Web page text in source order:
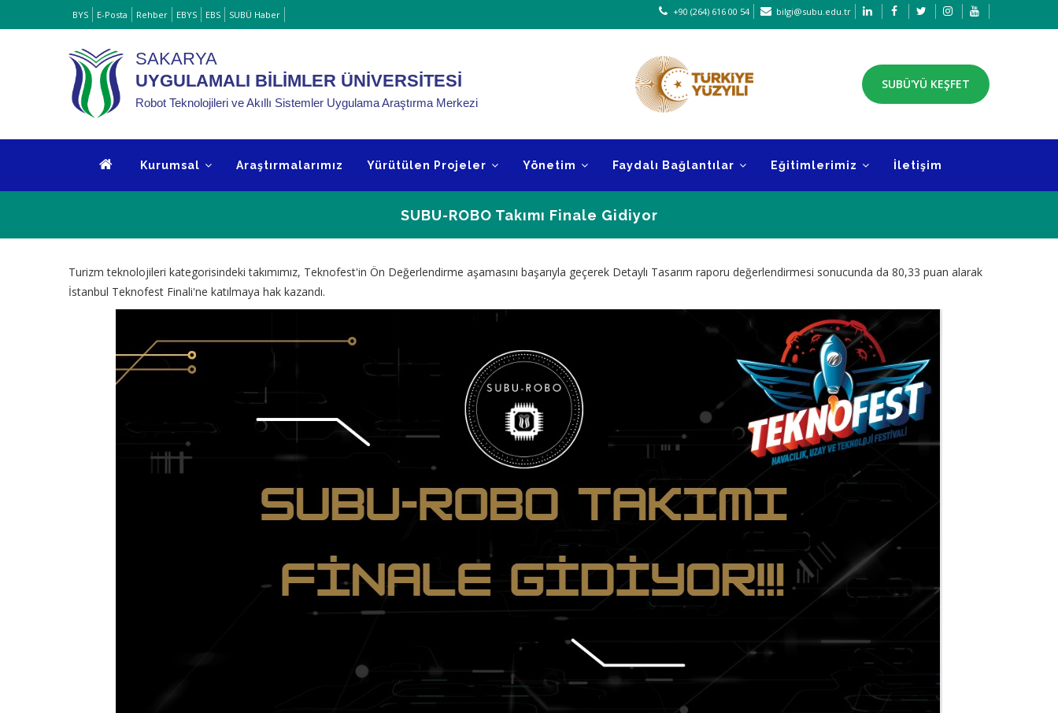
içeriğe
BYS E-Posta Rehber EBYS EBS SUBÜ Haber +90 (264) 616 00 54 bilgi@subu.edu.tr
SAKARYA
UYGULAMALI BİLİMLER ÜNİVERSİTESİ
Robot Teknolojileri ve Akıllı Sistemler Uygulama Araştırma Merkezi
SUBÜ'YÜ KEŞFET
MENÜ
Kurumsal Araştırmalarımız Yürütülen Projeler Yönetim Faydalı Bağlantılar Eğitimlerimiz İletişim
SUBU-ROBO Takımı Finale Gidiyor
Sayfa
Turizm teknolojileri kategorisindeki takımımız, Teknofest'in Ön Değerlendirme aşamasını başarıyla geçerek Detaylı Tasarım raporu değerlendirmesi sonucunda da 80,33 puan alarak
İstanbul Teknofest Finali'ne katılmaya hak kazandı.